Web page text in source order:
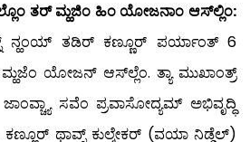
ತರ್ ಮ್ಹಜಿಂ ಹಿಂ ಯೋಜನಾಂ ಆಸ್‍ಲ್ಲಿಂ:
ನ್ಹಂಯ್ ತಡಿರ್ ಕಣ್ಣೂರ್ ಪರ್ಯಾಂತ್ 6
ಯೋಜನ್ ಆಸ್‍ಲ್ಲೆಂ. ತ್ಯಾ ಮುಖಾಂತ್ರ್
ಸವೆಂ ಪ್ರವಾಸೋದ್ಯಮ್ ಅಭಿವೃದ್ಧಿ
ಥಾವ್ನ್ ಕುಲ್ಶೇಕರ್ (ವಯಾ ನಿಡ್ಡೆಲ್)